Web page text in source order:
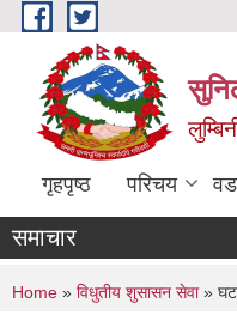
Skip to main content
गृहपृष्ठ परिचय
समाचार
You are here
Home » विधुतीय शुसासन सेवा»